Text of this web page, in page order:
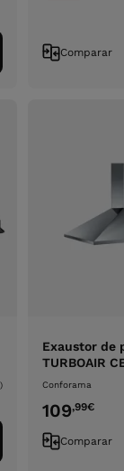
Comparar
Exaustor de
TURBOAIR
Conforama
109,99€
Comparar